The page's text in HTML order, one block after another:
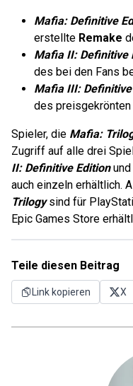
Mafia: Definitive
erstellte Remake
Mafia II: Definitive
des bei den Fans
Mafia III:
des
Spieler, die Mafia:
Zugriff auf alle drei
II: Definitive Editionund
auch einzeln erhältlich.
Trilogysind für
Epic Games Store
Teile diesen Beitrag
Link kopieren X